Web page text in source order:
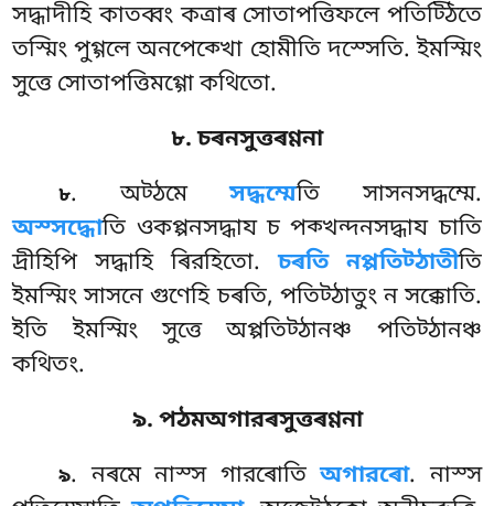
সদ্ধাদীহি কাতব্বং কত্ৰাৰ সোতাপত্তিফলে পতিট্ঠিতে
তস্মিং পুগ্গলে অনপেক্খো হোমীতি দস্সেতি. ইমস্মিং
সুত্তে সোতাপত্তিমগ্গো কথিতো.
৮. চৰনসুত্তৰণ্ণনা
৮. অট্ঠমেসদ্ধম্মেতি সাসনসদ্ধম্মে.
অস্সদ্ধোতি ওকপ্পনসদ্ধায চ পক্খন্দনসদ্ধায চাতি
দ্ৰীহিপি সদ্ধাহি ৰিরহিতো.চৰতি নপ্পতিট্ঠাতীতি
ইমস্মিং সাসনে গুণেহি চৰতি, পতিট্ঠাতুং ন সক্কোতি.
ইতি ইমস্মিং সুত্তে অপ্পতিট্ঠানঞ্চ পতিট্ঠানঞ্চ
কথিতং.
৯. পঠমঅগারৰসুত্তৰণ্ণনা
৯. নৰমেনাস্স গারৰোতিঅগারৰো. নাস্স